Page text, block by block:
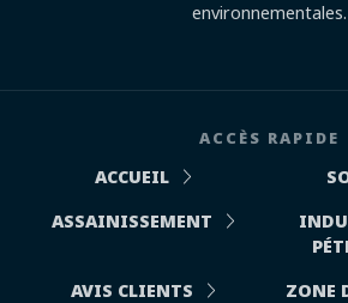
environnementales.
ACCÈS RAPIDE
ACCUEIL
ASSAINISSEMENT
AVIS CLIENTS
ZONE